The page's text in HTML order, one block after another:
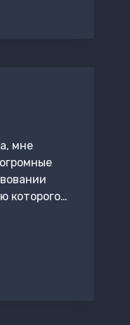
мне
которого…